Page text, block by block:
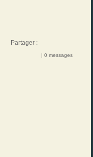
Partager :
| 0 messages